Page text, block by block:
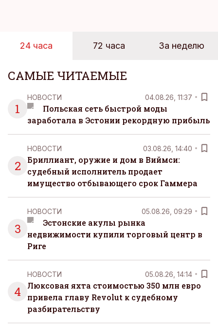
человека. Поэтому от отдыха все чаще ждут не
чаще люди ищут возможность просто быть здесь
и сейчас — без необходимости все
организовывать, планировать и за все отвечать
самостоятельно.
24 часа 72 часа За неделю
САМЫЕ ЧИТАЕМЫЕ
1
НОВОСТИ 04.08.26, 11:37
Польская сеть быстрой моды
заработала в Эстонии рекордную прибыль
2
НОВОСТИ 03.08.26, 14:40
Бриллиант, оружие и дом в Виймси:
судебный исполнитель продает
имущество отбывающего срок Гаммера
3
НОВОСТИ 05.08.26, 09:29
Эстонские акулы рынка
недвижимости купили торговый центр в
Риге
4
НОВОСТИ 05.08.26, 14:14
Люксовая яхта стоимостью 350 млн евро
привела главу Revolut к судебному
разбирательству